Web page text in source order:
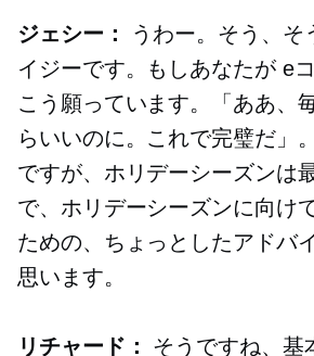
ジェシー：
うわー。そう、そ
イジーです。もしあなたが e
こう願っています。「ああ、
らいいのに。これで完璧だ」
ですが、ホリデーシーズンは
で、ホリデーシーズンに向け
ための、ちょっとしたアドバ
思います。
リチャード：
そうですね、基